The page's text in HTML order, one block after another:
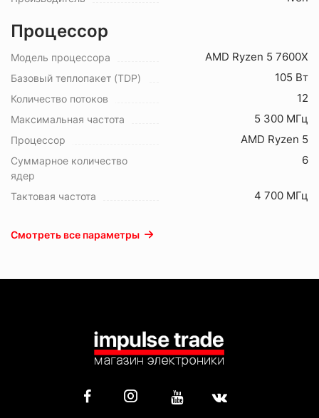
Процессор
Модель процессора AMD Ryzen 5 7600X
Базовый теплопакет (TDP) 105 Вт
Количество потоков 12
Максимальная частота 5 300 МГц
Процессор AMD Ryzen 5
Суммарное количество
ядер
6
Тактовая частота 4 700 МГц
Смотреть все параметры